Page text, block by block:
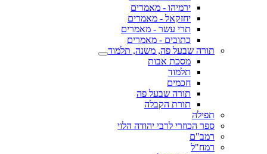
ירמיהו - מאמרים
יחזקאל - מאמרים
תרי עשר - מאמרים
כתובים - מאמרים
תורה שבעל פה, משנה, תלמוד
מסכת אבות
תלמוד
חכמים
תורה שבעל פה
תורת הקבלה
תפילה
ספר הכוזרי לרבי יהודה הלוי
רמב"ם
רמח"ל